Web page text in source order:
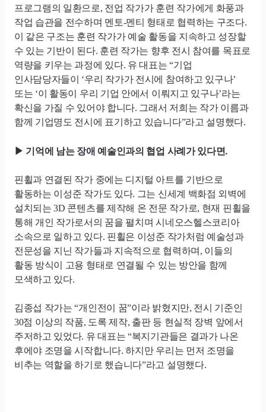
프로그램의 일환으로, 전업 작가가 훈련 작가에게 화풍과
작업 습관을 전수하며 멘토-멘티 형태로 협력하는 구조다.
이 같은 구조는 훈련 작가가 예술 활동을 지속하고 성장할
수 있는 기반이 된다. 훈련 작가는 향후 전시 참여를 목표로
역량을 키우는 과정에 있다. 유 대표는 “기업
인사담당자들이 ‘우리 작가가 전시에 참여하고 있구나’
또는 ‘이 활동이 우리 기업 안에서 이뤄지고 있구나’라는
확신을 가질 수 있어야 합니다. 그래서 저희는 작가 이름과
함께 기업명도 전시에 표기하고 있습니다”라고 설명했다.
▶ 기억에 남는 장애 예술인과의 협업 사례가 있다면.
핀휠과 연결된 작가 중에는 디지털 아트를 기반으로
활동하는 이성준 작가도 있다. 그는 신세계 백화점 외벽에
설치되는 3D 콘텐츠를 제작해 온 전문 작가로, 현재 핀휠을
통해 개인 작가로서의 꿈을 펼치며 시네오스헬스코리아
소속으로 일하고 있다. 핀휠은 이성준 작가처럼 예술성과
전문성을 지닌 작가들과 지속적으로 협력하며, 이들의
활동 방식이 고용 형태로 연결될 수 있는 방안을 함께
모색하고 있다.
김종섭 작가는 “개인전이 꿈”이라 밝혔지만, 전시 기준인
30점 이상의 작품, 도록 제작, 출판 등 현실적 장벽 앞에서
주저하고 있었다. 유 대표는 “복지기관들은 결과가 나온
후에야 조명을 시작합니다. 하지만 우리는 먼저 조명을
비추는 역할을 하기로 했습니다”라고 설명했다.